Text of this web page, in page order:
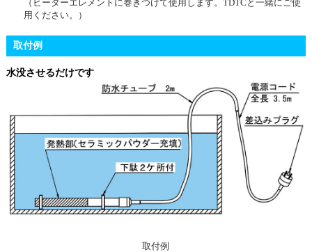
（ヒーターエレメントに巻きつけて使用します。TDTCと一緒にご使
用ください。）
取付例
水没させるだけです
取付例